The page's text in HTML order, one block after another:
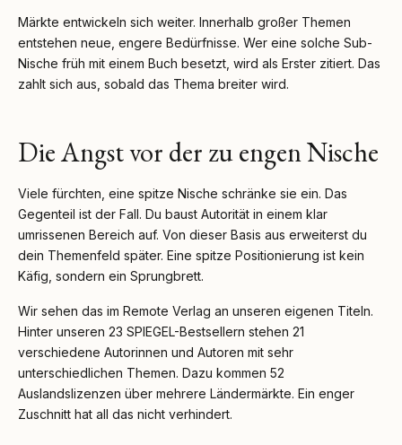
Märkte entwickeln sich weiter. Innerhalb großer Themen
entstehen neue, engere Bedürfnisse. Wer eine solche Sub-
Nische früh mit einem Buch besetzt, wird als Erster zitiert. Das
zahlt sich aus, sobald das Thema breiter wird.
Die Angst vor der zu engen Nische
Viele fürchten, eine spitze Nische schränke sie ein. Das
Gegenteil ist der Fall. Du baust Autorität in einem klar
umrissenen Bereich auf. Von dieser Basis aus erweiterst du
dein Themenfeld später. Eine spitze Positionierung ist kein
Käfig, sondern ein Sprungbrett.
Wir sehen das im Remote Verlag an unseren eigenen Titeln.
Hinter unseren 23 SPIEGEL-Bestsellern stehen 21
verschiedene Autorinnen und Autoren mit sehr
unterschiedlichen Themen. Dazu kommen 52
Auslandslizenzen über mehrere Ländermärkte. Ein enger
Zuschnitt hat all das nicht verhindert.